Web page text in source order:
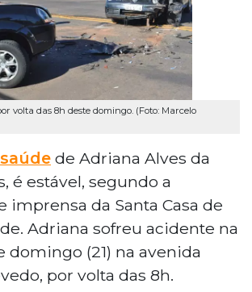
volta das 8h deste domingo. (Foto: Marcelo
saúde de Adriana Alves da
é estável, segundo a
imprensa da Santa Casa de
Adriana sofreu acidente na
domingo (21) na avenida
por volta das 8h.